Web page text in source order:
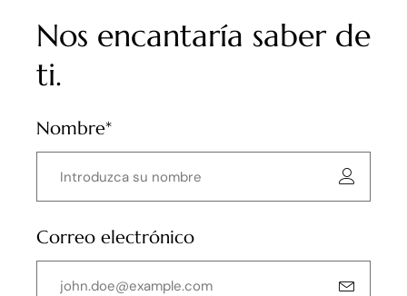
Nos encantaría saber de
ti.
Nombre*
Correo electrónico